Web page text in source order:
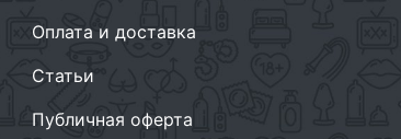
Оплата и доставка
Статьи
Публичная оферта